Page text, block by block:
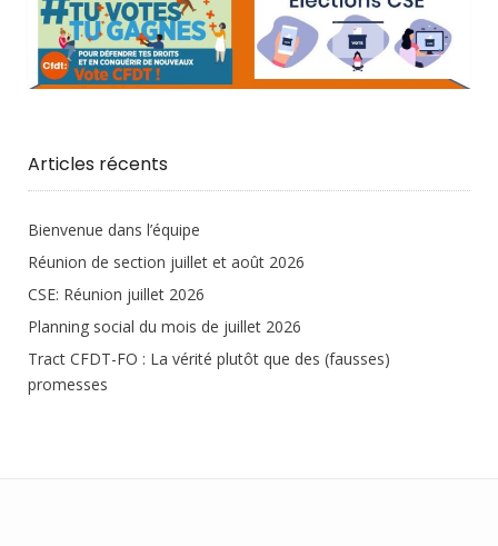
Articles récents
Bienvenue dans l’équipe
Réunion de section juillet et août 2026
CSE: Réunion juillet 2026
Planning social du mois de juillet 2026
Tract CFDT-FO : La vérité plutôt que des (fausses)
promesses